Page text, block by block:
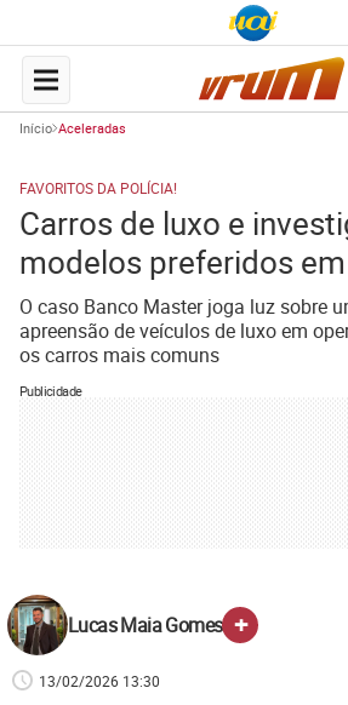
Início Aceleradas
FAVORITOS DA POLÍCIA!
Carros de luxo e
modelos preferidos
O caso Banco Master joga luz sobre
apreensão de veículos de luxo em
os carros mais comuns
Publicidade
Lucas Maia Gomes +
13/02/2026 13:30